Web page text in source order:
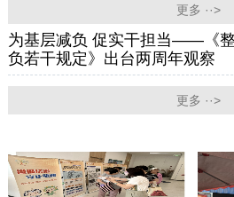
更多 ··>
为基层减负 促实干担当——《
负若干规定》出台两周年观察
更多 ··>